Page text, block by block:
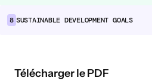
Chaînes
8 SUSTAINABLE DEVELOPMENT GOALS
Télécharger le PDF